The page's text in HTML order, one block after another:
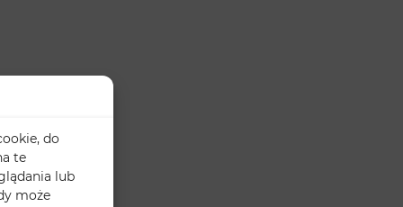
do
te
lub
może